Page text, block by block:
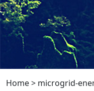
Home> microgrid-